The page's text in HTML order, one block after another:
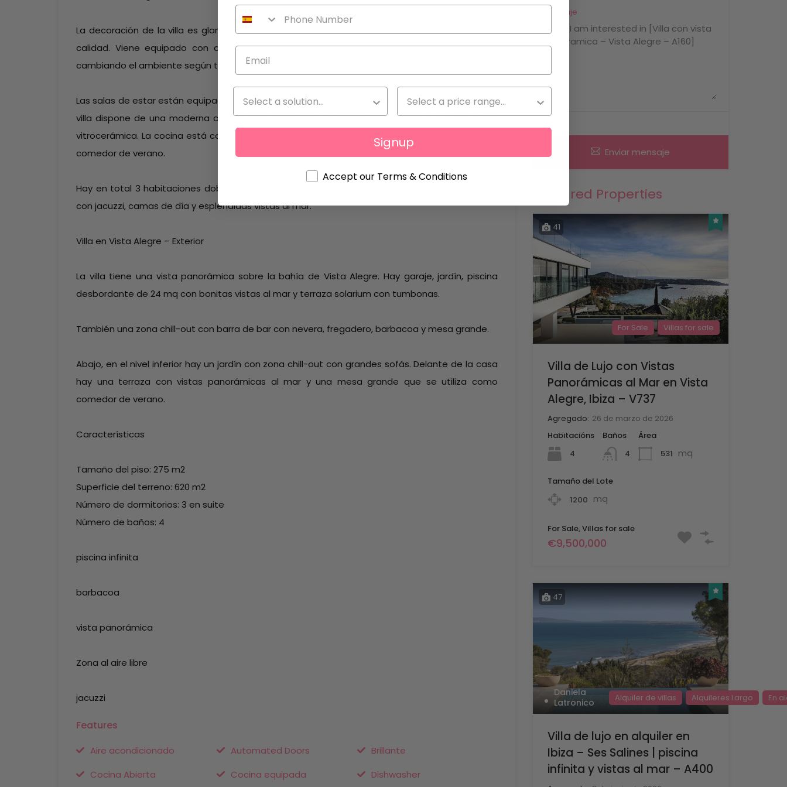
La decoración de la villa es glamorosa y elegante. Los muebles son todos materiales de alta
calidad. Viene equipado con domótica y luces LED, iluminándolo en interiores y exteriores,
cambiando el ambiente según tu estado de ánimo o deseos.
Las salas de estar están equipadas con aire acondicionado y calefacción por suelo radiante. La
villa dispone de una moderna cocina americana, con isla central, totalmente equipada y con
vitrocerámica. La cocina está comunicada con el salón y con la terraza exterior utilizada como
comedor de verano.
Hay en total 3 habitaciones dobles con baño. Arriba, en el primer piso hay una amplia terraza
con jacuzzi, camas de día y espléndidas vistas al mar.
Villa en Vista Alegre – Exterior
La villa tiene una vista panorámica sobre la bahía de Vista Alegre. Hay garaje, jardín, piscina
desbordante de 24 mq con bonitas vistas al mar y terraza solarium con tumbonas.
También una zona chill-out con barra de bar con nevera, fregadero, barbacoa y mesa grande.
Abajo, en el nivel inferior hay un jardín con zona chill-out con grandes sofás. Delante de la casa
hay una terraza con vistas panorámicas al mar y una mesa grande que se utiliza como
comedor de verano.
Características
Tamaño del piso: 275 m2
Superficie del terreno: 620 m2
Número de dormitorios: 3 en suite
Número de baños: 4
piscina infinita
barbacoa
vista panorámica
Zona al aire libre
jacuzzi
Features
Aire acondicionado Automated Doors
Brillante
Cocina Abierta
Cocina equipada Dishwasher
Mensaje
Enviar mensaje
Featured Properties
41
For Sale Villas for sale
Villa de Lujo con Vistas
Panorámicas al Mar en Vista
Alegre, Ibiza – V737
Agregado: 26 de marzo de 2026
Habitacións
4
Baños
4
Área
531 mq
Tamaño del Lote
1200 mq
For Sale, Villas for sale
€9,500,000
47
Daniela
Latronico
Alquiler de villas Alquileres Largo En
Villa de lujo en alquiler en
Ibiza – Ses Salines | piscina
infinita y vistas al mar – A400
Signup
Accept our Terms & Conditions